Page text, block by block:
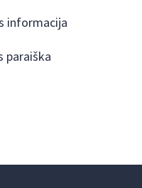
informacija
paraiška